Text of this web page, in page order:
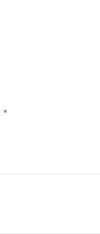
*